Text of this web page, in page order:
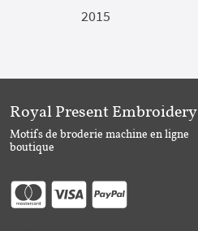
2015
Royal Present Embroidery
Motifs de broderie machine en ligne
boutique